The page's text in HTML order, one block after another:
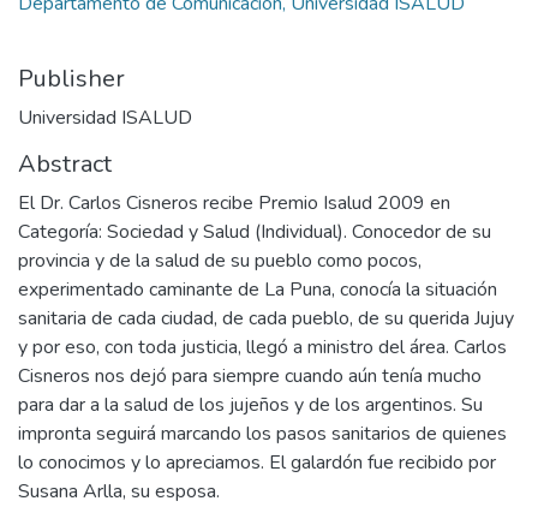
Publisher
Universidad ISALUD
Abstract
El Dr. Carlos Cisneros recibe Premio Isalud 2009 en
Categoría: Sociedad y Salud (Individual). Conocedor de su
provincia y de la salud de su pueblo como pocos,
experimentado caminante de La Puna, conocía la situación
sanitaria de cada ciudad, de cada pueblo, de su querida Jujuy
y por eso, con toda justicia, llegó a ministro del área. Carlos
Cisneros nos dejó para siempre cuando aún tenía mucho
para dar a la salud de los jujeños y de los argentinos. Su
impronta seguirá marcando los pasos sanitarios de quienes
lo conocimos y lo apreciamos. El galardón fue recibido por
Susana Arlla, su esposa.